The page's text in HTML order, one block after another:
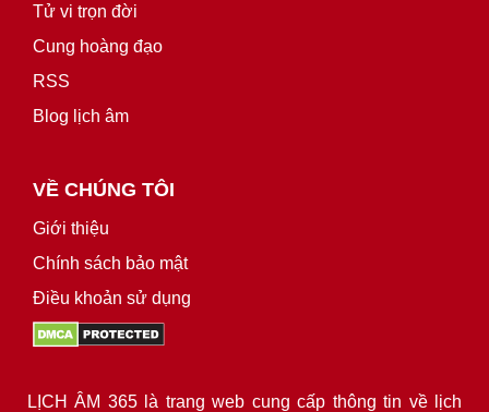
Tử vi trọn đời
Cung hoàng đạo
RSS
Blog lịch âm
VỀ CHÚNG TÔI
Giới thiệu
Chính sách bảo mật
Điều khoản sử dụng
LỊCH ÂM 365 là trang web cung cấp thông tin về lịch